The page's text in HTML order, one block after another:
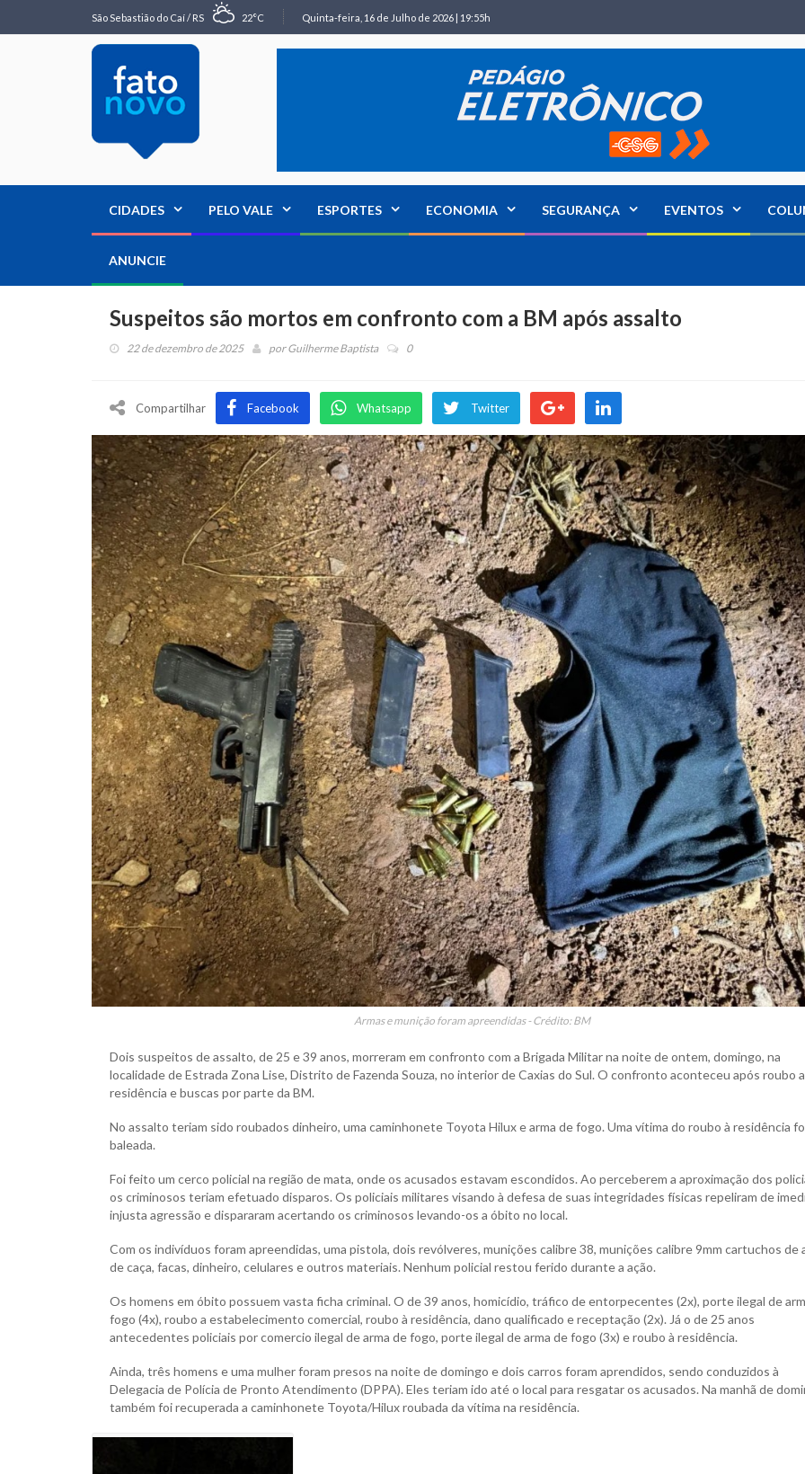
São Sebastião do Caí / RS 22°C Quinta-feira, 16 de Julho de 2026 | 19:55h
CIDADES PELO VALE ESPORTES ECONOMIA SEGURANÇA EVENTOS
ANUNCIE
Suspeitos são mortos em confronto com a BM após assalto
22 de dezembro de 2025 porGuilherme Baptista 0
Compartilhar Facebook Whatsapp Twitter
Armas e munição foram apreendidas - Crédito: BM
Dois suspeitos de assalto, de 25 e 39 anos, morreram em confronto com a Brigada Militar na noite de ontem, domingo, na
localidade de Estrada Zona Lise, Distrito de Fazenda Souza, no interior de Caxias do Sul. O confronto aconteceu após roubo
residência e buscas por parte da BM.
No assalto teriam sido roubados dinheiro, uma caminhonete Toyota Hilux e arma de fogo. Uma vítima do roubo à residência
baleada.
Foi feito um cerco policial na região de mata, onde os acusados estavam escondidos. Ao perceberem a aproximação dos
os criminosos teriam efetuado disparos. Os policiais militares visando à defesa de suas integridades físicas repeliram de
injusta agressão e dispararam acertando os criminosos levando-os a óbito no local.
Com os indivíduos foram apreendidas, uma pistola, dois revólveres, munições calibre 38, munições calibre 9mm ⁠cartuchos de
de caça, ⁠facas, ⁠dinheiro, celulares e outros materiais. Nenhum policial restou ferido durante a ação.
Os homens em óbito possuem vasta ficha criminal. O de 39 anos, homicídio, tráfico de entorpecentes (2x), porte ilegal de
fogo (4x), ⁠roubo a estabelecimento comercial, ⁠roubo à residência, dano qualificado e receptação (2x). Já o de 25 anos
antecedentes policiais por ⁠comercio ilegal de arma de fogo, porte ilegal de arma de fogo (3x) e roubo à residência.
Ainda, três homens e uma mulher foram presos na noite de domingo e dois carros foram aprendidos, sendo conduzidos à
Delegacia de Polícia de Pronto Atendimento (DPPA). Eles teriam ido até o local para resgatar os acusados. Na manhã de
também foi recuperada a caminhonete Toyota/Hilux roubada da vítima na residência.